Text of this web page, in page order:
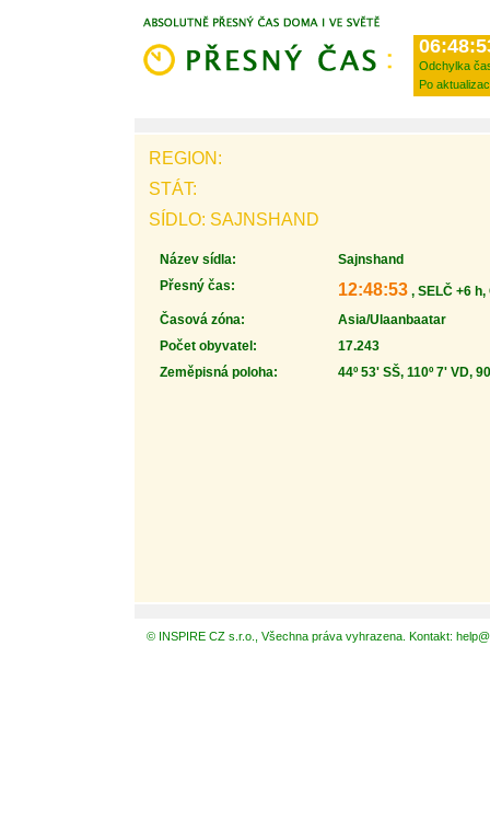
Odchylka
Po
REGION:
STÁT:
SÍDLO: SAJNSHAND
Název sídla:
Sajnshand
Přesný čas:
12:48:53 , SELČ +6 h,
Časová zóna:
Asia/Ulaanbaatar
Počet obyvatel:
17.243
Zeměpisná poloha:
44º 53' SŠ, 110º 7' VD,
© INSPIRE CZ s.r.o., Všechna práva vyhrazena. Kontakt: